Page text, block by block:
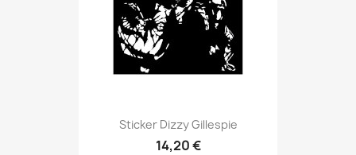
Sticker Dizzy Gillespie
14,20 €